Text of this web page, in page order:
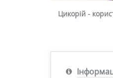
Цикорій -